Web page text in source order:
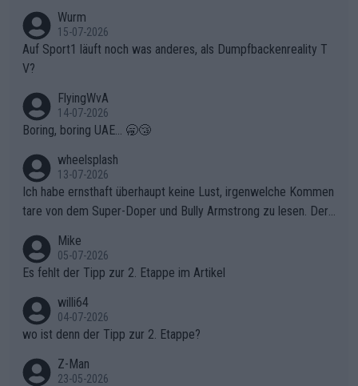
Wurm
15-07-2026
Auf Sport1 läuft noch was anderes, als Dumpfbackenreality T
V?
FlyingWvA
14-07-2026
Boring, boring UAE... 🥱😴
wheelsplash
13-07-2026
Ich habe ernsthaft überhaupt keine Lust, irgenwelche Kommen
tare von dem Super-Doper und Bully Armstrong zu lesen. Der
r die gehört nicht in dieses Medium!
Mike
05-07-2026
Es fehlt der Tipp zur 2. Etappe im Artikel
willi64
04-07-2026
wo ist denn der Tipp zur 2. Etappe?
Z-Man
23-05-2026